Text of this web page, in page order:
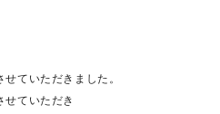
ていただきました。
せていただき